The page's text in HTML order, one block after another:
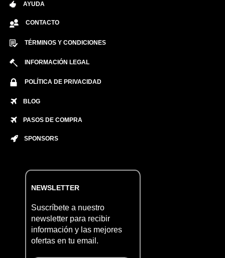
AYUDA
CONTACTO
TÉRMINOS Y CONDICIONES
INFORMACIÓN LEGAL
POLÍTICA DE PRIVACIDAD
BLOG
PASOS DE COMPRA
SPONSORS
NEWSLETTER
Suscríbete a nuestro
newsletter para recibir
información y las mejores
ofertas en tu email.